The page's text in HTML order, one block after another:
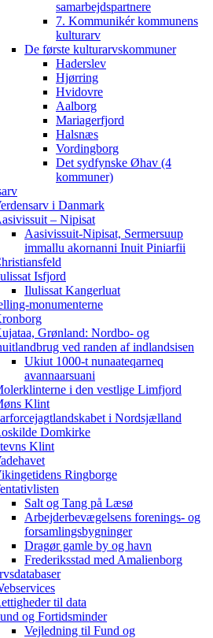
samarbejdspartnere
7. Kommunikér kommunens
kulturarv
De første kulturarvskommuner
Haderslev
Hjørring
Hvidovre
Aalborg
Mariagerfjord
Halsnæs
Vordingborg
Det sydfynske Øhav (4
kommuner)
i Danmark
– Nipisat
Aasivissuit-Nipisat, Sermersuup
immallu akornanni Inuit Piniarfii
Isfjord
Ilulissat Kangerluat
monumenterne
Grønland: Nordbo- og
ved randen af indlandsisen
Ukiut 1000-t nunaateqarneq
avannaarsuani
i den vestlige Limfjord
Klint
i Nordsjælland
Domkirke
Klint
Ringborge
Salt og Tang på Læsø
Arbejderbevægelsens forenings- og
forsamlingsbygninger
Dragør gamle by og havn
Frederiksstad med Amalienborg
til data
og Fortidsminder
Vejledning til Fund og